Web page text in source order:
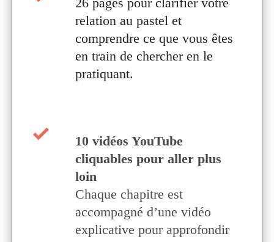
relation au pastel et
comprendre ce que vous êtes
en train de chercher en le
pratiquant.
10 vidéos YouTube
cliquables pour aller plus
loin
Chaque chapitre est
accompagné d’une vidéo
explicative pour approfondir